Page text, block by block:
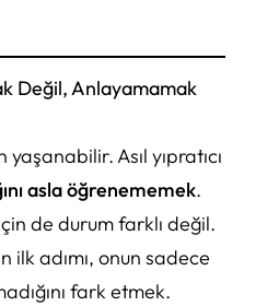
Değil, Anlayamamak
Asıl yıpratıcı
asla öğrenememek.
de durum farklı değil.
ilk adımı, onun sadece
fark etmek.